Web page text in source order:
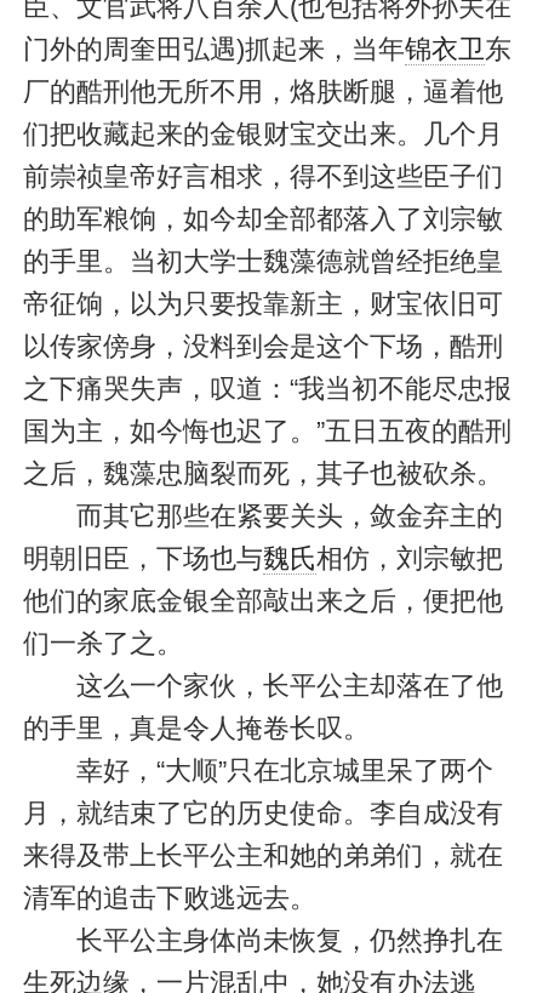
臣、文官武将八百余人(也包括将外孙关在
门外的周奎田弘遇)抓起来，当年锦衣卫东
厂的酷刑他无所不用，烙肤断腿，逼着他
们把收藏起来的金银财宝交出来。几个月
前崇祯皇帝好言相求，得不到这些臣子们
的助军粮饷，如今却全部都落入了刘宗敏
的手里。当初大学士魏藻德就曾经拒绝皇
帝征饷，以为只要投靠新主，财宝依旧可
以传家傍身，没料到会是这个下场，酷刑
之下痛哭失声，叹道：“我当初不能尽忠报
国为主，如今悔也迟了。”五日五夜的酷刑
之后，魏藻忠脑裂而死，其子也被砍杀。
而其它那些在紧要关头，敛金弃主的
明朝旧臣，下场也与魏氏相仿，刘宗敏把
他们的家底金银全部敲出来之后，便把他
们一杀了之。
这么一个家伙，长平公主却落在了他
的手里，真是令人掩卷长叹。
幸好，“大顺”只在北京城里呆了两个
月，就结束了它的历史使命。李自成没有
来得及带上长平公主和她的弟弟们，就在
清军的追击下败逃远去。
长平公主身体尚未恢复，仍然挣扎在
生死边缘，一片混乱中，她没有办法逃